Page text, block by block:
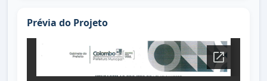
Prévia do Projeto